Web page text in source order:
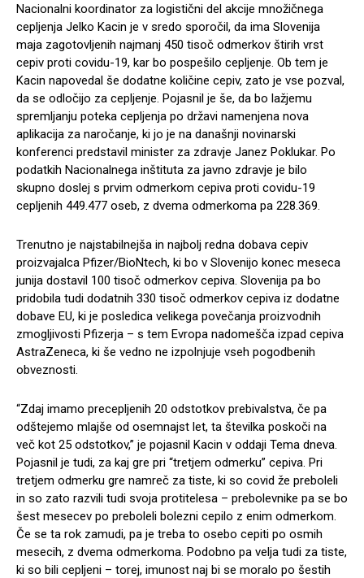
Nacionalni koordinator za logistični del akcije množičnega
cepljenja Jelko Kacin je v sredo sporočil, da ima Slovenija
maja zagotovljenih najmanj 450 tisoč odmerkov štirih vrst
cepiv proti covidu-19, kar bo pospešilo cepljenje. Ob tem je
Kacin napovedal še dodatne količine cepiv, zato je vse pozval,
da se odločijo za cepljenje. Pojasnil je še, da bo lažjemu
spremljanju poteka cepljenja po državi namenjena nova
aplikacija za naročanje, ki jo je na današnji novinarski
konferenci predstavil minister za zdravje Janez Poklukar. Po
podatkih Nacionalnega inštituta za javno zdravje je bilo
skupno doslej s prvim odmerkom cepiva proti covidu-19
cepljenih 449.477 oseb, z dvema odmerkoma pa 228.369.
Trenutno je najstabilnejša in najbolj redna dobava cepiv
proizvajalca Pfizer/BioNtech, ki bo v Slovenijo konec meseca
junija dostavil 100 tisoč odmerkov cepiva. Slovenija pa bo
pridobila tudi dodatnih 330 tisoč odmerkov cepiva iz dodatne
dobave EU, ki je posledica velikega povečanja proizvodnih
zmogljivosti Pfizerja – s tem Evropa nadomešča izpad cepiva
AstraZeneca, ki še vedno ne izpolnjuje vseh pogodbenih
obveznosti.
“Zdaj imamo precepljenih 20 odstotkov prebivalstva, če pa
odštejemo mlajše od osemnajst let, ta številka poskoči na
več kot 25 odstotkov,” je pojasnil Kacin v oddaji Tema dneva.
Pojasnil je tudi, za kaj gre pri “tretjem odmerku” cepiva. Pri
tretjem odmerku gre namreč za tiste, ki so covid že preboleli
in so zato razvili tudi svoja protitelesa – prebolevnike pa se bo
šest mesecev po preboleli bolezni cepilo z enim odmerkom.
Če se ta rok zamudi, pa je treba to osebo cepiti po osmih
mesecih, z dvema odmerkoma. Podobno pa velja tudi za tiste,
ki so bili cepljeni – torej, imunost naj bi se moralo po šestih